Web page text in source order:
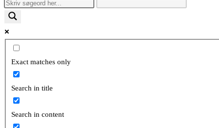
search
Exact matches only
Search in title
Search in content